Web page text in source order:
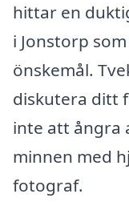
hittar en
i Jonstorp
önskemål.
diskutera ditt
inte att ångra
minnen med
fotograf.